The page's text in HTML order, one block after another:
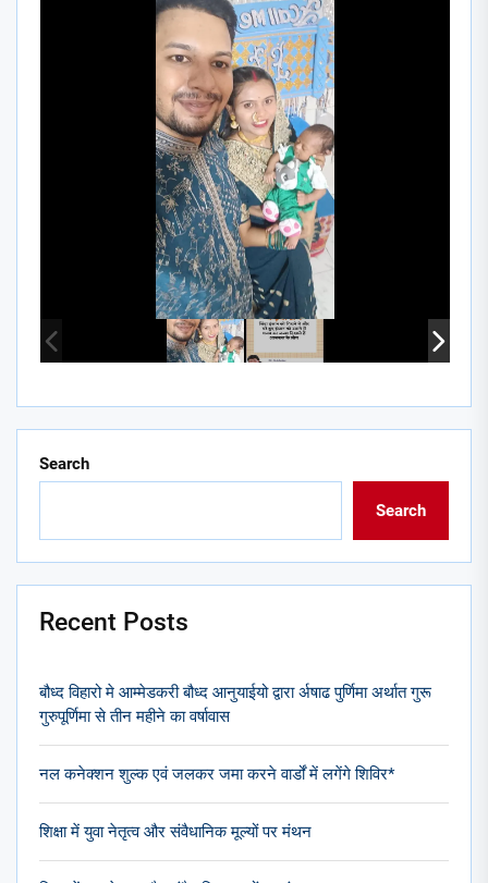
Search
Search
Recent Posts
बौध्द विहारो मे आम्मेडकरी बौध्द आनुयाईयो द्वारा र्अषाढ पुर्णिमा अर्थात गुरू
गुरुपूर्णिमा से तीन महीने का वर्षावास
नल कनेक्शन शुल्क एवं जलकर जमा करने वार्डों में लगेंगे शिविर*
शिक्षा में युवा नेतृत्व और संवैधानिक मूल्यों पर मंथन